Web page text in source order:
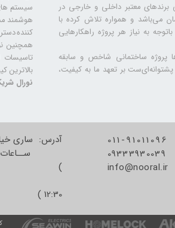
برندهای معتبر داخلی و خارجی در
می‌باشد و همواره تلاش کرده با
به نیاز هر پروژه راهکارهایی
پروژه‌ ساختمانی شاخص و سابقه
بر تعهد ما به کیفیت،
سیستم
هوشمند
کننده
تاسیسات
بالاترین
نورال
011-91011096
09333930039
info@nooral.ir
آدرس: ساری خیابان
)
12:30 )